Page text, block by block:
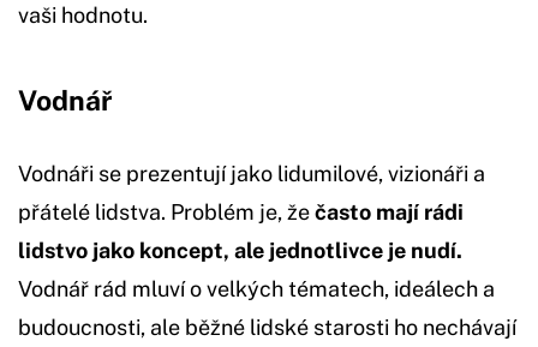
vaši hodnotu.
Vodnář
Vodnáři se prezentují jako lidumilové, vizionáři a
přátelé lidstva. Problém je, žečasto mají rádi
lidstvo jako koncept, ale jednotlivce je nudí.
Vodnář rád mluví o velkých tématech, ideálech a
budoucnosti, ale běžné lidské starosti ho nechávají